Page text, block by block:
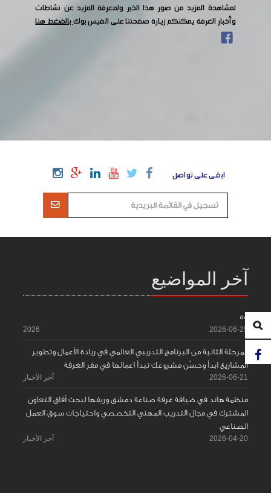
لمشاهدة المزيد من صور هذا الخبر ولمعرفة المزيد عن نشاطات
وأخبار الغرفة يمكنكم زيارة صفحتنا على الفيس بوكبالضغط هنا
ابقى على تواصل
آخر المواضيع
55
2026-06-25
2026
المرحلة الثانية من البرنامج التدريبي العالمي في ريادة الأعمال وتطوير
المشاريع ابدأ وحسّن مشروعك تبدأ اعمالها في مقر الغرفة
2026-06-21 آخر الأخبار
منظمة هاند في ضيافة غرفة صناعة دمشق وريفها لبحث آفاق التعاون
المشترك في مجال التدريب المهني التخصصي واحتياجات سوق العمل
الصناعي
2026-04-20 آخر الأخبار